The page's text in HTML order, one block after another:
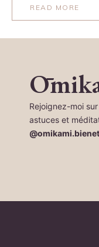
READ MORE
Rejoignez-moi
astuces et